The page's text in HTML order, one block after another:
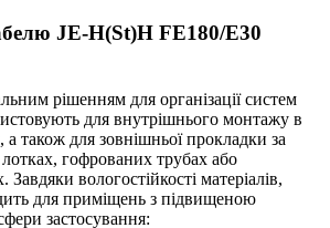
JE-H(St)H FE180/E30
рішенням для організації систем
для внутрішнього монтажу в
а також для зовнішньої прокладки за
гофрованих трубах або
вологостійкості матеріалів,
для приміщень з підвищеною
застосування: